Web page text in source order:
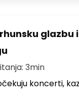
glazbu
3min
koncerti,